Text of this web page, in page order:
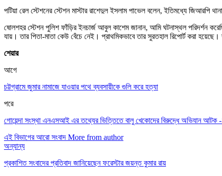
পটিয়া রেল স্টেশনের স্টেশন মাস্টার রাশেদুল ইসলাম পাভেল বলেন, ইতিমধ্যে জিআরপি
ষোলশহর স্টেশন পুলিশ ফাঁড়ির ইনচার্জ আবুল কাশেম জানান, আমি ঘটনাস্থল পরিদর্শন
যায়। তার পিতা-মাতা কেউ বেঁচে নেই। প্রাথমিকভাবে তার সুরতহাল রিপোর্ট করা
শেয়ার
আগে
চট্টগ্রামে জুমার নামাজে যাওয়ার পথে ব্যবসায়ীকে গুলি করে হত্যা
পরে
গোয়েন্দা সংস্থা এনএসআই এর তথ্যের ভিত্তিতে বালু খেকোদের বিরুদ্ধে অভিযান আটক -
এই বিভাগের আরো সংবাদ More from author
অন্যান্য
প্রকাশিত সংবাদের প্রতিবাদ জানিয়েছেন ফরেস্টার জয়ন্ত কুমার রায়